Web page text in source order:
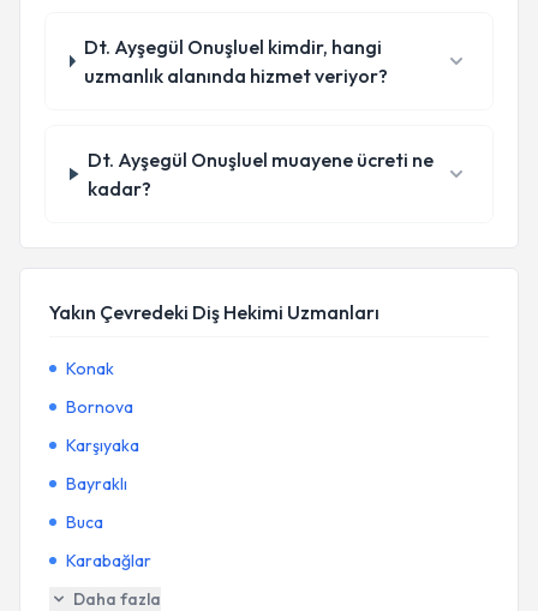
Dt. Ayşegül Onuşluel kimdir, hangi
uzmanlık alanında hizmet veriyor?
Dt. Ayşegül Onuşluel muayene ücreti ne
kadar?
Yakın Çevredeki Diş Hekimi Uzmanları
Konak
Bornova
Karşıyaka
Bayraklı
Buca
Karabağlar
Daha fazla